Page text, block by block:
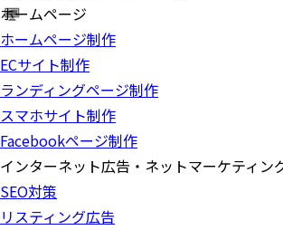
ホームページ
ホームページ制作
ECサイト制作
ランディングページ制作
スマホサイト制作
Facebookページ制作
インターネット広告・ネットマーケティン
SEO対策
リスティング広告